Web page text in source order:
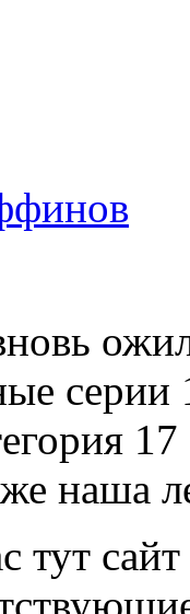
серии
наша
тут